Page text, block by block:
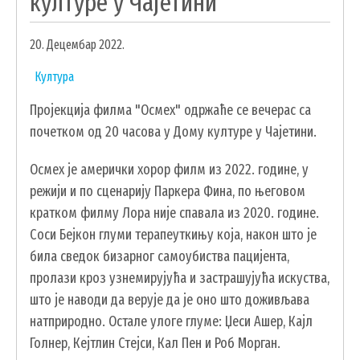
УДРУЖЕЊА И НВО
ЛОКАЛНА САМОУПРАВА
ПРЕДСЕДНИК
ОПШТИНСКО ВЕЋЕ
ОПШТИНСКА УПРАВА
ОПШТИНСКО ПРАВОБРАНИЛАШТВО
МЕСНЕ ЗАЈЕДНИЦЕ
ЈАВНА ПРЕДУЗЕЋА
КОМУНАЛНА МИЛИЦИЈА ОПШТИНЕ
ЧАЈЕТИНА
ИНТЕРНА РЕВИЗИЈА
20. Децембар 2022.
Култура
Пројекција филма "Осмех" одржаће се вечерас са
почетком од 20 часова у Дому културе у Чајетини.
Осмех је амерички хорор филм из 2022. године, у
режији и по сценарију Паркера Фина, по његовом
кратком филму Лора није спавала из 2020. године.
Соси Бејкон глуми терапеуткињу која, након што је
била сведок бизарног самоубиства пацијента,
пролази кроз узнемирујућа и застрашујућа искуства,
што је наводи да верује да је оно што доживљава
натприродно. Остале улоге глуме: Џеси Ашер, Кајл
Голнер, Кејтлин Стејси, Кал Пен и Роб Морган.